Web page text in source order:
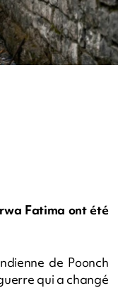
Fatima ont été
de Poonch
qui a changé